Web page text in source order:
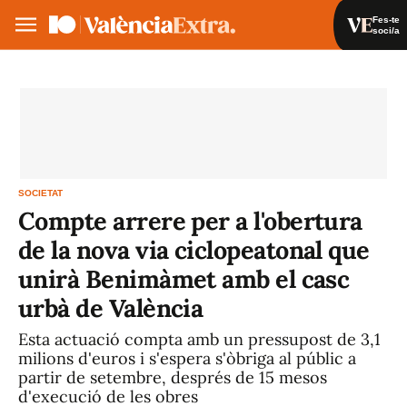
Fes-te
soci/a
SOCIETAT
Compte arrere per a l'obertura
de la nova via ciclopeatonal que
unirà Benimàmet amb el casc
urbà de València
Esta actuació compta amb un pressupost de 3,1
milions d'euros i s'espera s'òbriga al públic a
partir de setembre, després de 15 mesos
d'execució de les obres